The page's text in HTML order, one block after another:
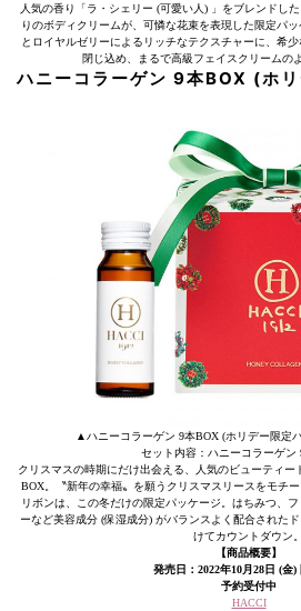
人気の香り「ラ・シェリー (可愛い人) 」をブレンドし
りのボディクリームが、可憐な花束を表現した限定パ
とロイヤルゼリーによるリッチなテクスチャーに、希
閉じ込め、まるで高級フェイスクリームの
ハニーコラーゲン 9本BOX (ホ
▲ハニーコラーゲン 9本BOX (ホリデー限定
セット内容：ハニーコラーゲン
クリスマスの時期にだけ出会える、人気のビューティ
BOX。〝新年の幸福〟を願うクリスマスリースをモチ
リボンは、この冬だけの限定パッケージ。はちみつ、
ーなど美容成分 (保湿成分) がバランスよく配合された
けてカウントダウン。
【商品概要】
発売日：2022年10月28日 (金)
予約受付中
HACCI